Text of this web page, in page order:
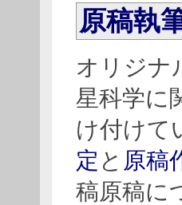
原稿執
オリジナ
星科学に
け付けて
定 と 原稿
稿原稿に